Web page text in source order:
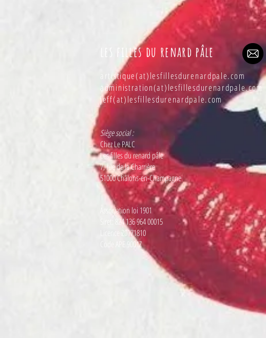
les filles du renard pâle
artistique(at)lesfillesdurenardpale.com
administration(at)lesfillesdurenardpale.com
jeff(at)lesfillesdurenardpale.com
Siège social :
Chez Le PALC
Les filles du renard pâle
7, rue de la Charrière
51000 Châlons-en-Champagne
Association loi 1901
Siret: 824 136 964 00015
Licence 20171810
Code APE 9001Z